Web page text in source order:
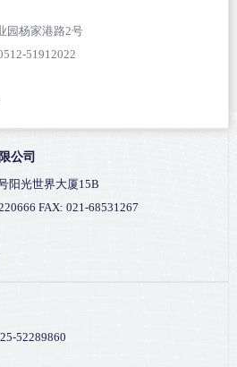
园杨家港路2号
51912022
公司
阳光世界大厦15B
FAX: 021-68531267
52289860